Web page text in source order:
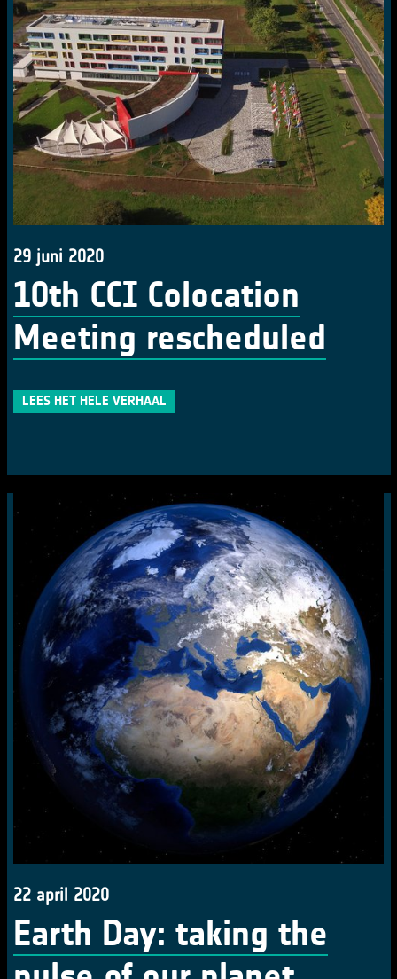
29 juni 2020
10th CCI Colocation
Meeting rescheduled
LEES HET HELE VERHAAL
22 april 2020
Earth Day: taking the